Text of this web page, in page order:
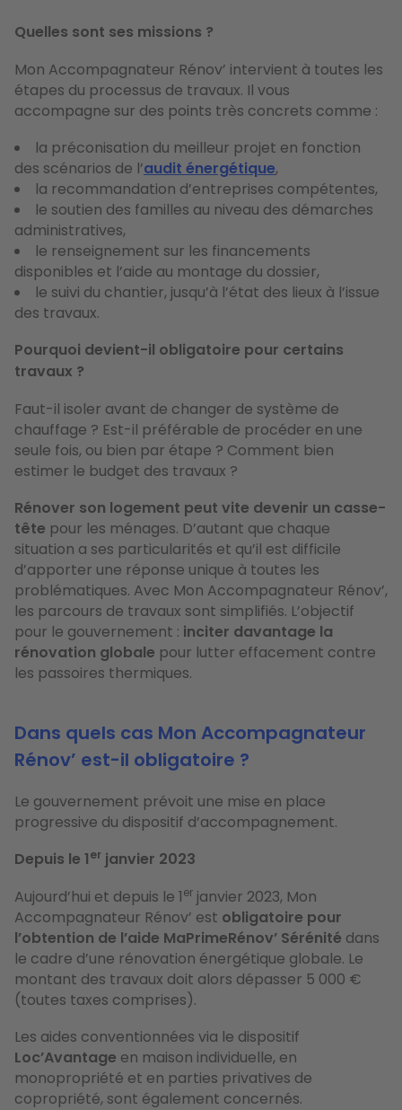
Quelles sont ses missions ?
Mon Accompagnateur Rénov’ intervient à toutes les
étapes du processus de travaux. Il vous
accompagne sur des points très concrets comme :
la préconisation du meilleur projet en fonction
des scénarios de l’audit énergétique,
la recommandation d’entreprises compétentes,
le soutien des familles au niveau des démarches
administratives,
le renseignement sur les financements
disponibles et l’aide au montage du dossier,
le suivi du chantier, jusqu’à l’état des lieux à l’issue
des travaux.
Pourquoi devient-il obligatoire pour certains
travaux ?
Faut-il isoler avant de changer de système de
chauffage ? Est-il préférable de procéder en une
seule fois, ou bien par étape ? Comment bien
estimer le budget des travaux ?
Rénover son logement peut vite devenir un casse-
tête pour les ménages. D’autant que chaque
situation a ses particularités et qu’il est difficile
d’apporter une réponse unique à toutes les
problématiques. Avec Mon Accompagnateur Rénov’,
les parcours de travaux sont simplifiés. L’objectif
pour le gouvernement : inciter davantage la
rénovation globale pour lutter effacement contre
les passoires thermiques.
Dans quels cas Mon Accompagnateur
Rénov’ est-il obligatoire ?
Le gouvernement prévoit une mise en place
progressive du dispositif d’accompagnement.
Depuis le 1er janvier 2023
Aujourd’hui et depuis le 1er janvier 2023, Mon
Accompagnateur Rénov’ est obligatoire pour
l’obtention de l’aide MaPrimeRénov’ Sérénité dans
le cadre d’une rénovation énergétique globale. Le
montant des travaux doit alors dépasser 5 000 €
(toutes taxes comprises).
Les aides conventionnées via le dispositif
Loc’Avantage en maison individuelle, en
monopropriété et en parties privatives de
copropriété, sont également concernés.